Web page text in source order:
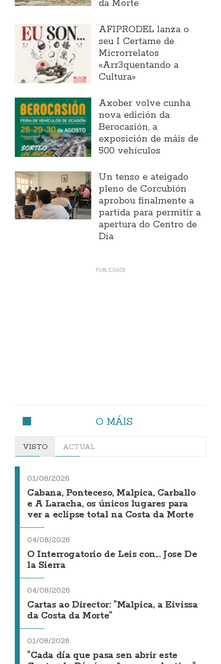
da Morte
AFIPRODEL lanza o
seu I Certame de
Microrrelatos
«Arr3quentando a
Cultura»
Axober volve cunha
nova edición da
Berocasión, a
exposición de máis de
500 vehículos
Un tenso e ateigado
pleno de Corcubión
aprobou finalmente a
partida para permitir a
apertura do Centro de
Día
O MÁIS
VISTO ACTUAL
01/08/2026
Cabana, Ponteceso, Malpica, Carballo
e A Laracha, os únicos lugares para
ver a eclipse total na Costa da Morte
04/08/2026
O Interrogatorio de Leis con... Jose De
la Sierra
04/08/2026
Cartas ao Director: "Malpica, a Eivissa
da Costa da Morte"
01/08/2026
"Cada día que pasa sen abrir este